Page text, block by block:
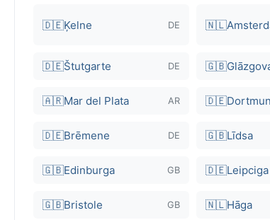
🇩🇪Ķelne DE 🇳🇱
🇩🇪Štutgarte DE 🇬🇧
🇦🇷Mar del Plata AR 🇩🇪
🇩🇪Brēmene DE 🇬🇧Līdsa
🇬🇧Edinburga GB 🇩🇪Leipciga
🇬🇧Bristole GB 🇳🇱Hāga